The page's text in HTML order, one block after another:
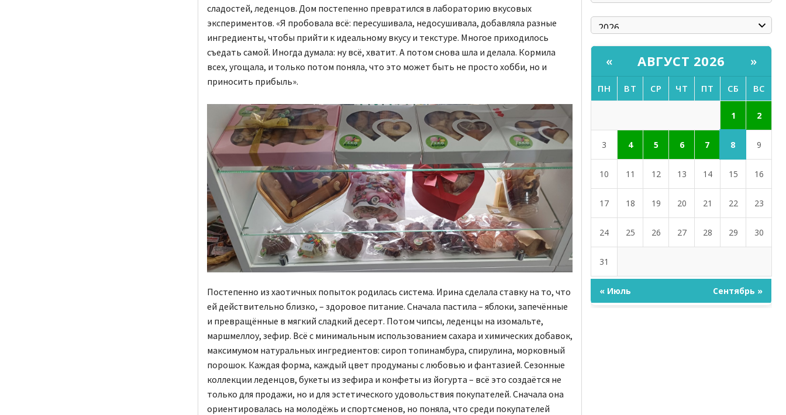
сладостей, леденцов. Дом постепенно превратился в лабораторию вкусовых
экспериментов. «Я пробовала всё: пересушивала, недосушивала, добавляла разные
ингредиенты, чтобы прийти к идеальному вкусу и текстуре. Многое приходилось
съедать самой. Иногда думала: ну всё, хватит. А потом снова шла и делала. Кормила
всех, угощала, и только потом поняла, что это может быть не просто хобби, но и
приносить прибыль».
Постепенно из хаотичных попыток родилась система. Ирина сделала ставку на то, что
ей действительно близко, – здоровое питание. Сначала пастила – яблоки, запечённые
и превращённые в мягкий сладкий десерт. Потом чипсы, леденцы на изомальте,
маршмеллоу, зефир. Всё с минимальным использованием сахара и химических добавок,
максимумом натуральных ингредиентов: сироп топинамбура, спирулина, морковный
порошок. Каждая форма, каждый цвет продуманы с любовью и фантазией. Сезонные
коллекции леденцов, букеты из зефира и конфеты из йогурта – всё это создаётся не
только для продажи, но и для эстетического удовольствия покупателей. Сначала она
ориентировалась на молодёжь и спортсменов, но поняла, что среди покупателей
« АВГУСТ 2026 »
ПН ВТ СР ЧТ ПТ СБ ВС
1 2
3 4 5 6 7 8 9
10 11 12 13 14 15 16
17 18 19 20 21 22 23
24 25 26 27 28 29 30
31
« Июль Сентябрь »